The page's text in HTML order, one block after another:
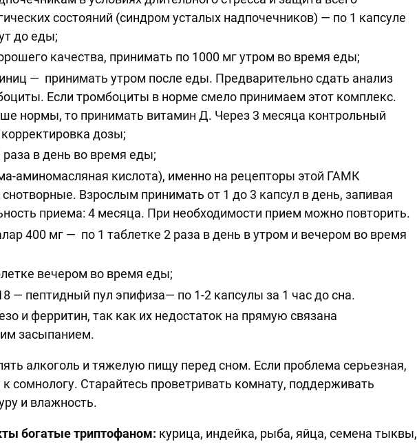
состояний (синдром усталых надпочечников) — по 1 капсуле
до еды;
качества, принимать по 1000 мг утром во время еды;
— принимать утром после еды. Предварительно сдать анализ
Если тромбоциты в норме смело принимаем этот комплекс.
нормы, то принимать витамин Д. Через 3 месяца контрольный
дозы;
в день во время еды;
аминомасляная кислота), именно на рецепторы этой ГАМК
Взрослым принимать от 1 до 3 капсул в день, запивая
приема: 4 месяца. При необходимости прием можно повторить.
400 мг — по 1 таблетке 2 раза в день в утром и вечером во время
вечером во время еды;
пептидный пул эпифиза— по 1-2 капсулы за 1 час до сна.
и ферритин, так как их недостаток на прямую связана
засыпанием.
алкоголь и тяжелую пищу перед сном. Если проблема серьезная,
сомнологу. Старайтесь проветривать комнату, поддерживать
и влажность.
богатые триптофаном: курица, индейка, рыба, яйца, семена тыквы,